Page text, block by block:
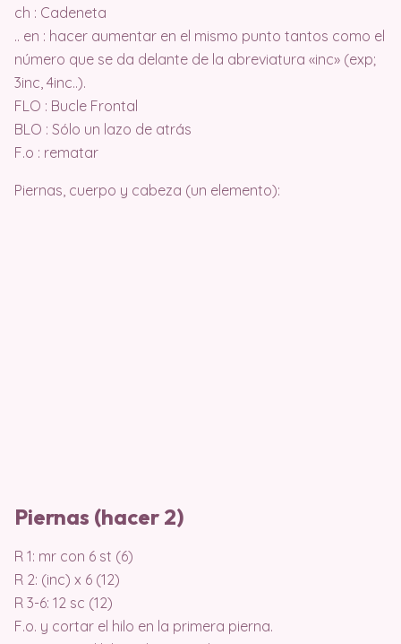
ch : Cadeneta
.. en : hacer aumentar en el mismo punto tantos como el
número que se da delante de la abreviatura «inc» (exp;
3inc, 4inc..).
FLO : Bucle Frontal
BLO : Sólo un lazo de atrás
F.o : rematar
Piernas, cuerpo y cabeza (un elemento):
Piernas (hacer 2)
R 1: mr con 6 st (6)
R 2: (inc) x 6 (12)
R 3-6: 12 sc (12)
F.o. y cortar el hilo en la primera pierna.